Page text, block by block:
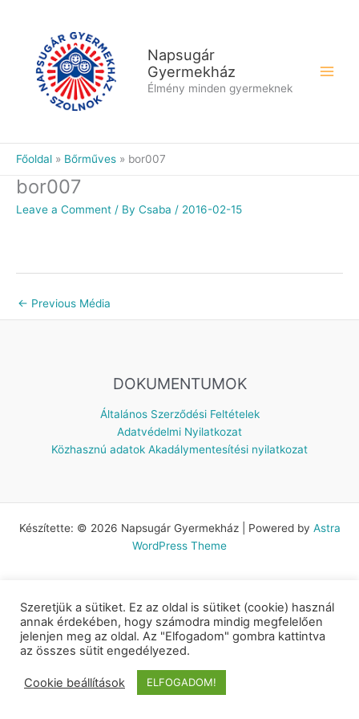
Napsugár
Gyermekház
Élmény minden gyermeknek
Főoldal Bőrműves bor007
bor007
Leave a Comment / By Csaba / 2016-02-15
← Previous Média
DOKUMENTUMOK
Általános Szerződési Feltételek
Adatvédelmi Nyilatkozat
Közhasznú adatok Akadálymentesítési nyilatkozat
Készítette: © 2026 Napsugár Gyermekház | Powered by Astra
WordPress Theme
Szeretjük a sütiket. Ez az oldal is sütiket (cookie) használ
annak érdekében, hogy számodra mindig megfelelően
jelenjen meg az oldal. Az "Elfogadom" gombra kattintva
az összes sütit engedélyezed.
Cookie beállítások ELFOGADOM!